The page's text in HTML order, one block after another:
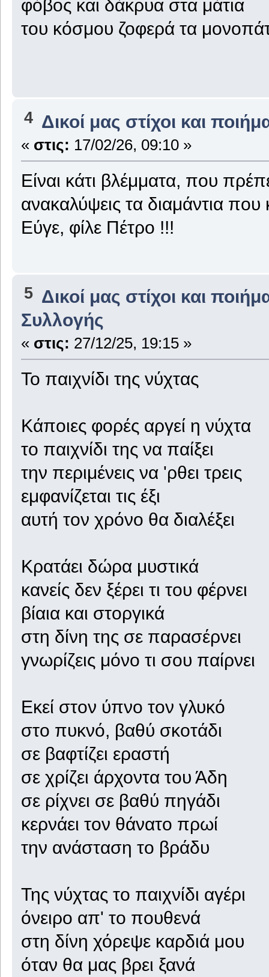
φόβος και δάκρυα στα μάτια
του κόσμου ζοφερά τα
4 Δικοί μας στίχοι και
« στις: 17/02/26, 09:10 »
Είναι κάτι βλέμματα, που
ανακαλύψεις τα διαμάντια
Εύγε, φίλε Πέτρο !!!
5 Δικοί μας στίχοι και
Συλλογής
« στις: 27/12/25, 19:15 »
Το παιχνίδι της νύχτας
Κάποιες φορές αργεί η νύχτα
το παιχνίδι της να παίξει
την περιμένεις να 'ρθει τρεις
εμφανίζεται τις έξι
αυτή τον χρόνο θα διαλέξει
Κρατάει δώρα μυστικά
κανείς δεν ξέρει τι του φέρνει
βίαια και στοργικά
στη δίνη της σε παρασέρνει
γνωρίζεις μόνο τι σου παίρνει
Εκεί στον ύπνο τον γλυκό
στο πυκνό, βαθύ σκοτάδι
σε βαφτίζει εραστή
σε χρίζει άρχοντα του Άδη
σε ρίχνει σε βαθύ πηγάδι
κερνάει τον θάνατο πρωί
την ανάσταση το βράδυ
Της νύχτας το παιχνίδι αγέρι
όνειρο απ' το πουθενά
στη δίνη χόρεψε καρδιά μου
όταν θα μας βρει ξανά